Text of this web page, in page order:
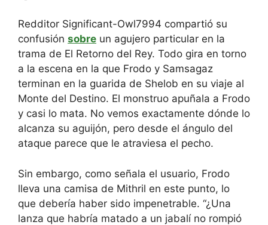
Redditor Significant-Owl7994 compartió su
confusión sobre un agujero particular en la
trama de El Retorno del Rey. Todo gira en torno
a la escena en la que Frodo y Samsagaz
terminan en la guarida de Shelob en su viaje al
Monte del Destino. El monstruo apuñala a Frodo
y casi lo mata. No vemos exactamente dónde lo
alcanza su aguijón, pero desde el ángulo del
ataque parece que le atraviesa el pecho.
Sin embargo, como señala el usuario, Frodo
lleva una camisa de Mithril en este punto, lo
que debería haber sido impenetrable. “¿Una
lanza que habría matado a un jabalí no rompió